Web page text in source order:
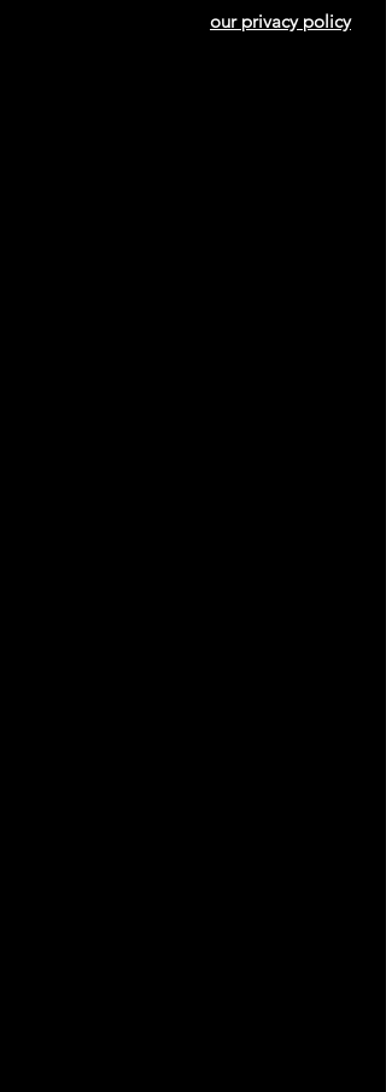
our privacy policy